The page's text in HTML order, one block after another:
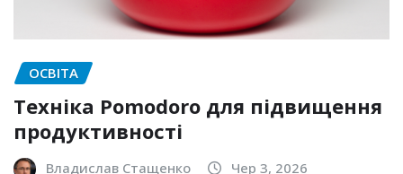
ОСВІТА
Техніка Pomodoro для підвищення
продуктивності
Владислав Стащенко Чер 3, 2026